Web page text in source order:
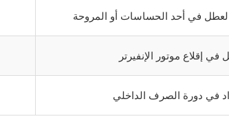
في أحد الحساسات أو المروحة
في إقلاع موتور الإنفيرتر
في دورة الصرف الداخلي